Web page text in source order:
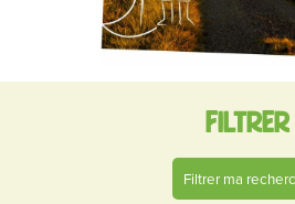
Filtrer
Filtrer ma